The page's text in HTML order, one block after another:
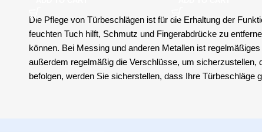
Die Pflege von Türbeschlägen ist für die Erhaltung der
feuchten Tuch hilft, Schmutz und Fingerabdrücke zu
können. Bei Messing und anderen Metallen ist
außerdem regelmäßig die Verschlüsse, um
befolgen, werden Sie sicherstellen, dass Ihre Türbeschläge